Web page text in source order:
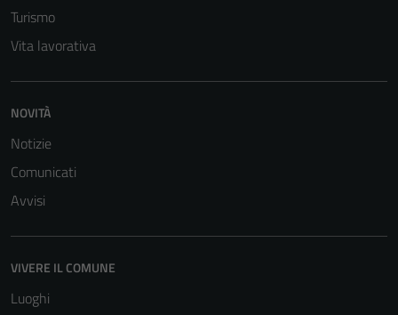
Turismo
Vita lavorativa
NOVITÀ
Notizie
Comunicati
Avvisi
VIVERE IL COMUNE
Luoghi